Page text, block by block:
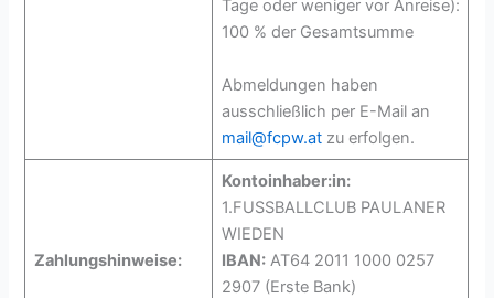
Tage oder weniger vor Anreise):
100 % der Gesamtsumme
Abmeldungen haben
ausschließlich per E-Mail an
mail@fcpw.atzu erfolgen.
Zahlungshinweise:
Kontoinhaber:in:
1.FUSSBALLCLUB PAULANER
WIEDEN
IBAN:AT64 2011 1000 0257
2907 (Erste Bank)